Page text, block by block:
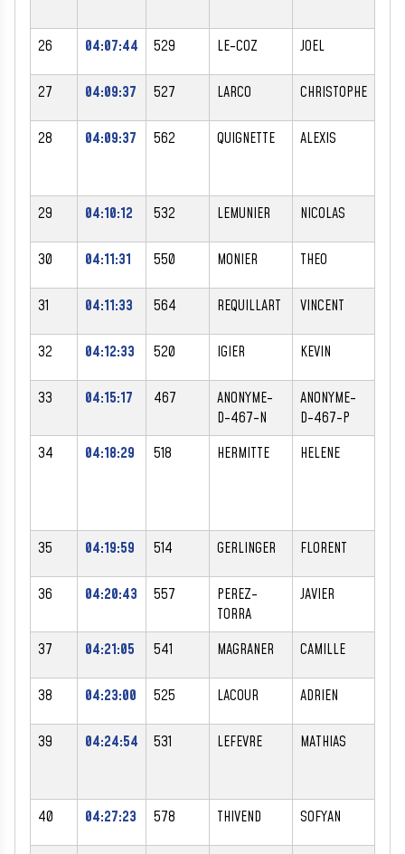
26 04:07:44 529 LE-COZ JOEL
27 04:09:37 527 LARCO CHRISTOPHE
28 04:09:37 562 QUIGNETTE ALEXIS
29 04:10:12 532 LEMUNIER NICOLAS
30 04:11:31 550 MONIER THEO
31 04:11:33 564 REQUILLART VINCENT
32 04:12:33 520 IGIER KEVIN
33 04:15:17 467
ANONYME-
D-467-N
ANONYME-
D-467-P
34 04:18:29 518 HERMITTE HELENE
35 04:19:59 514 GERLINGER FLORENT
36 04:20:43 557
PEREZ-
TORRA
JAVIER
37 04:21:05 541 MAGRANER CAMILLE
38 04:23:00 525 LACOUR ADRIEN
39 04:24:54 531 LEFEVRE MATHIAS
40 04:27:23 578 THIVEND SOFYAN